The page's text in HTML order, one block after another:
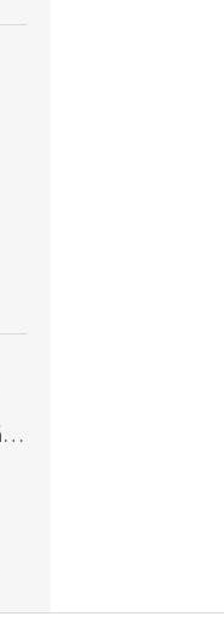
Lesnická kožená brašna - hnědá hovězina